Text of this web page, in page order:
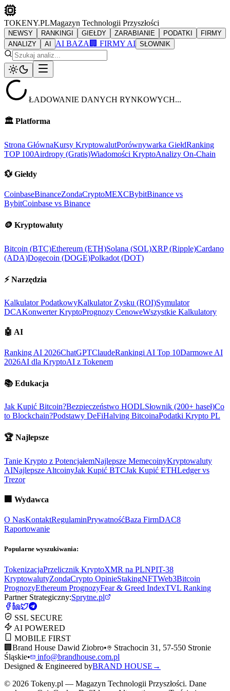
TOKENY.PLMagazyn Technologii Przyszłości
NEWSY RANKINGI GIEŁDY ZARABIANIE PODATKI
FIRMY
ANALIZY
AI AI BAZA 🏢 FIRMY AI SŁOWNIK
ŁADOWANIE DANYCH RYNKOWYCH...
🏛️ Platforma
Strona GłównaKursy KryptowalutPorównywarka GiełdRanking
TOP 100Airdropy (Gratis)Wiadomości KryptoAnalizy On-Chain
💱 Giełdy
CoinbaseBinanceZondaCryptoMEXCBybitBinance vs
BybitCoinbase vs Binance
🪙 Kryptowaluty
Bitcoin (BTC)Ethereum (ETH)Solana (SOL)XRP (Ripple)Cardano
(ADA)Dogecoin (DOGE)Polkadot (DOT)
⚡ Narzędzia
Kalkulator PodatkowyKalkulator Zysku (ROI)Symulator
DCAKonwerter KryptoPrognozy CenoweWszystkie Kalkulatory
🤖 AI
Ranking AI 2026ChatGPTClaudeRankingi AI Top 10Darmowe AI
2026AI dla KryptoAI z Tokenem
📚 Edukacja
Jak Kupić Bitcoin?Bezpieczeństwo HODLSłownik (200+ haseł)Co
to Blockchain?Podstawy DeFiHalving BitcoinaPodatki Krypto PL
🏆 Najlepsze
Tanie Krypto z PotencjałemNajlepsze MemecoinyKryptowaluty
AINajlepsze AltcoinyJak Kupić BTCJak Kupić ETHLedger vs
Trezor
🏢 Wydawca
O NasKontaktRegulaminPrywatnośćBaza FirmDAC8
Raportowanie
Popularne wyszukiwania:
TokenizacjaPrzelicznik KryptoXMR na PLNPIT-38
KryptowalutyZondaCrypto OpinieStakingNFTWeb3Bitcoin
PrognozyEthereum PrognozyFear & Greed IndexTVL Ranking
Partner Strategiczny:Sprytne.pl
SSL SECURE
AI POWERED
MOBILE FIRST
🏢 Brand House Dawid Ziobro•
Strachocin 31, 57-550 Stronie
Śląskie•
info@brandhouse.com.pl
Designed & Engineered byBRAND HOUSE →
© 2026 Tokeny.pl — Magazyn Technologii Przyszłości. Dane